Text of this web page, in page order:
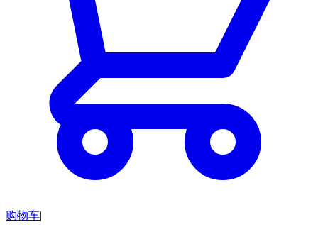
购物车|